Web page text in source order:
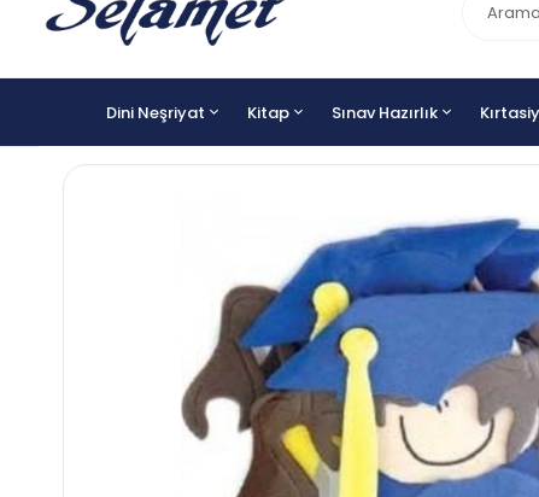
Dini Neşriyat Kitap Sınav Hazırlık